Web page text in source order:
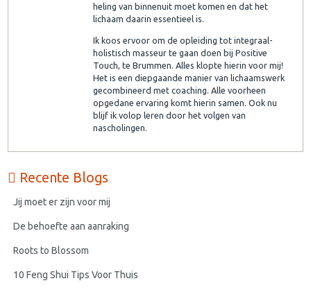
heling van binnenuit moet komen en dat het
lichaam daarin essentieel is.
Ik koos ervoor om de opleiding tot integraal-
holistisch masseur te gaan doen bij Positive
Touch, te Brummen. Alles klopte hierin voor mij!
Het is een diepgaande manier van lichaamswerk
gecombineerd met coaching. Alle voorheen
opgedane ervaring komt hierin samen. Ook nu
blijf ik volop leren door het volgen van
nascholingen.
Recente Blogs
Jij moet er zijn voor mij
De behoefte aan aanraking
Roots to Blossom
10 Feng Shui Tips Voor Thuis